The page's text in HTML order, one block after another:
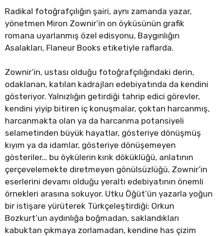
Radikal fotoğrafçılığın şairi, aynı zamanda yazar,
yönetmen Miron Zownir’in on öyküsünün grafik
romana uyarlanmış özel edisyonu, Baygınlığın
Asalakları, Flaneur Books etiketiyle raflarda.
Zownir’in, ustası olduğu fotoğrafçılığındaki derin,
odaklanan, katılan kadrajları edebiyatında da kendini
gösteriyor. Yalnızlığın getirdiği tahrip edici görevler,
kendini yiyip bitiren iç konuşmalar, çoktan harcanmış,
harcanmakta olan ya da harcanma potansiyeli
selametinden büyük hayatlar, gösteriye dönüşmüş
kıyım ya da idamlar, gösteriye dönüşemeyen
gösteriler… bu öykülerin kırık döküklüğü, anlatının
çerçevelemekte diretmeyen gönülsüzlüğü, Zownir’in
eserlerini devamı olduğu yeraltı edebiyatının önemli
örnekleri arasına sokuyor. Utku Öğüt’ün yazarla yoğun
bir istişare yürüterek Türkçeleştirdiği; Orkun
Bozkurt’un aydınlığa boğmadan, saklandıkları
kabuktan çıkmaya zorlamadan, kendine has çizim